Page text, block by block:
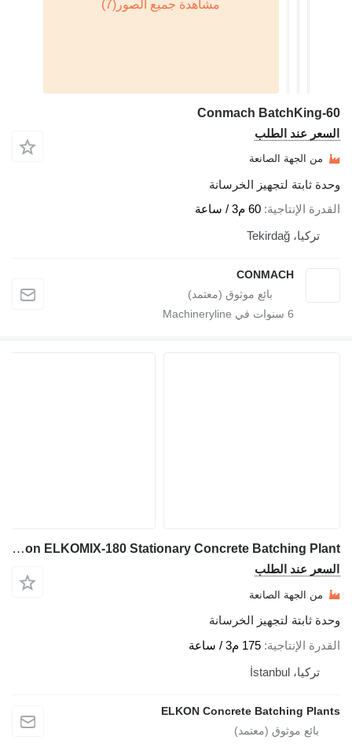
Conmach BatchKing-60
السعر عند الطلب
من الجهة الصانعة
وحدة ثابتة لتجهيز الخرسانة
القدرة الإنتاجية 60 م3 / ساعة
تركيا، Tekirdağ
CONMACH
6 سنوات في Machineryline
Elkon ELKOMIX-180 Stationary Concrete Batching Plant
السعر عند الطلب
من الجهة الصانعة
وحدة ثابتة لتجهيز الخرسانة
القدرة الإنتاجية 175 م3 / ساعة
تركيا، İstanbul
ELKON Concrete Batching Plants